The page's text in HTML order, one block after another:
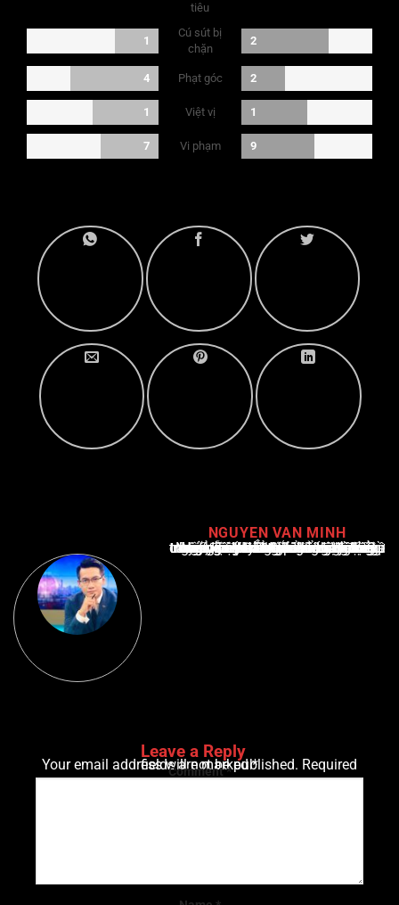
tiêu
1
Cú sút bị
chặn
2
4 Phạt góc 2
1 Việt vị 1
7 Vi phạm 9
NGUYEN VAN MINH
Nguyễn Văn Minh là một trong những chuyên gia hàng đầu về báo cáo tin tức thể thao tại Việt Nam, với hơn 10 năm hoạt động trong ngành. Ông có kiến thức sâu rộng và kinh nghiệm đáng kể trong việc phân tích và báo cáo về các sự kiện thể thao hàng đầu. Sự hiểu biết sâu sắc của ông về ngành này đã giúp ông xây dựng uy tín và danh tiếng trong cộng đồng báo chí thể thao.
Leave a Reply
Your email address will not be published.
Required fields are marked*
Comment*